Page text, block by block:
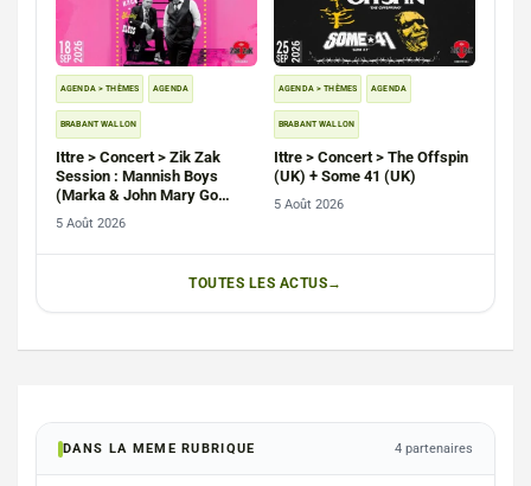
AGENDA > THÈMES AGENDA
BRABANT WALLON
Ittre > Concert > Zik Zak
Session : Mannish Boys
(Marka & John Mary Go
Round)
5 Août 2026
AGENDA > THÈMES AGENDA
BRABANT WALLON
Ittre > Concert > The Offspin
(UK) + Some 41 (UK)
5 Août 2026
TOUTES LES ACTUS
DANS LA MEME RUBRIQUE 4 partenaires